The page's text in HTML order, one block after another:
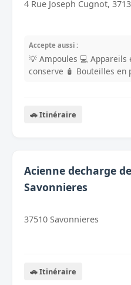
4 Rue Joseph Cugnot,
Accepte aussi :
💡 Ampoules 💻 Appareils
conserve 🧴 Bouteilles en
🚗 Itinéraire
Acienne decharge de
Savonnieres
37510 Savonnieres
🚗 Itinéraire